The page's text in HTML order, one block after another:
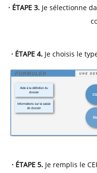
· ÉTAPE 3. Je sélectionne
· ÉTAPE 4. Je choisis le
· ÉTAPE 5. Je remplis le